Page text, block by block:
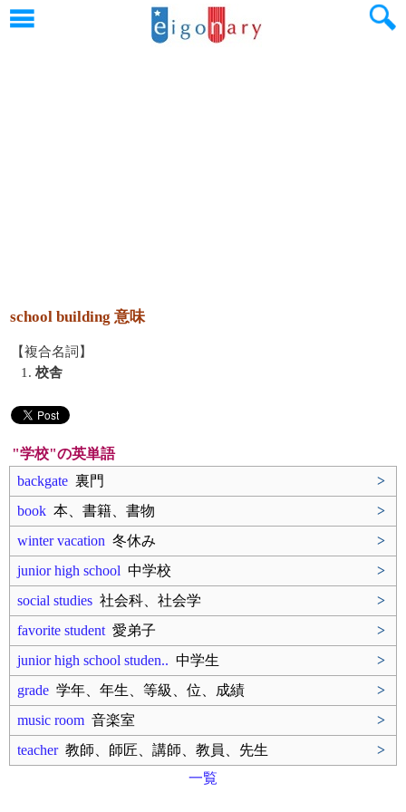
school building 意味
【複合名詞】
1. 校舎
"学校"の英単語
backgate 裏門
>
book 本、書籍、書物
>
winter vacation 冬休み
>
junior high school 中学校
>
social studies 社会科、社会学
>
favorite student 愛弟子
>
junior high school studen.. 中学生
>
grade 学年、年生、等級、位、成績
>
music room 音楽室
>
teacher教師、師匠、講師、教員、先生
>
一覧